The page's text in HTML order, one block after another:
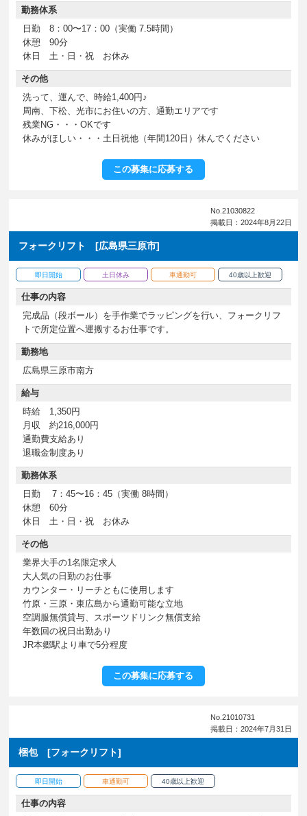
勤務体系
日勤 8：00〜17：00（実働 7.5時間）
休憩 90分
休日 土・日・祝 お休み
その他
洗って、運んで、時給1,400円♪
周南、下松、光市にお住いの方、通勤エリアです
残業NG・・・OKです
休みがほしい・・・土日祝他（年間120日）休んでください
この募集に応募する
No.21030822
掲載日：2024年8月22日
フォークリフト [広島県三原市]
即日開始 土日休み 車通勤可 40歳以上歓迎
仕事の内容
完成品（段ボール）を手作業でラッピングを行い、フォークリフ
トで所定位置へ運搬するお仕事です。
勤務地
広島県三原市南方
給与
時給 1,350円
月収 約216,000円
通勤費支給あり
退職金制度あり
勤務体系
日勤 7：45〜16：45（実働 8時間）
休憩 60分
休日 土・日・祝 お休み
その他
業界大手の1名限定求人
大人気の日勤のお仕事
カウンター・リーチともに使用します
竹原・三原・東広島から通勤可能な立地
空調服無償貸与、スポーツドリンク無償支給
年数回の祝日出勤あり
JR本郷駅より車で5分程度
この募集に応募する
No.21010731
掲載日：2024年7月31日
梱包 [フォークリフト]
即日開始 車通勤可 40歳以上歓迎
仕事の内容